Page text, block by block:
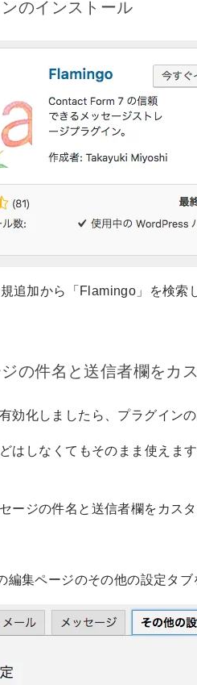
のインストール
追加から「Flamingo」を検索
の件名と送信者欄をカ
効化しましたら、プラグインの
はしなくてもそのまま使えま
ージの件名と送信者欄をカス
編集ページのその他の設定タブ